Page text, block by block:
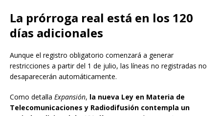
La prórroga real está en los 120
días adicionales
Aunque el registro obligatorio comenzará a generar
restricciones a partir del 1 de julio, las líneas no registradas no
desaparecerán automáticamente.
Como detalla Expansión, la nueva Ley en Materia de
Telecomunicaciones y Radiodifusión contempla un